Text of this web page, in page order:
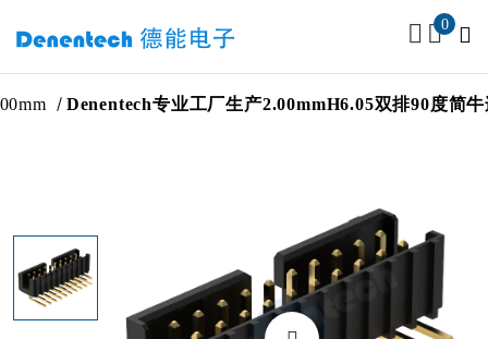
0
2.00mm Denentech专业工厂生产2.00mmH6.05双排90